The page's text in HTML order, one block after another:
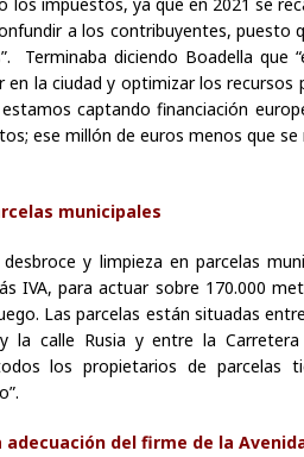
a los contribuyentes, puesto
Terminaba diciendo Boadella que
la ciudad y optimizar los recursos
captando financiación
ese millón de euros menos que
municipales
y limpieza en parcelas
IVA, para actuar sobre 170.000
Las parcelas están situadas
la calle Rusia y entre la
los propietarios de parcelas
del firme de la